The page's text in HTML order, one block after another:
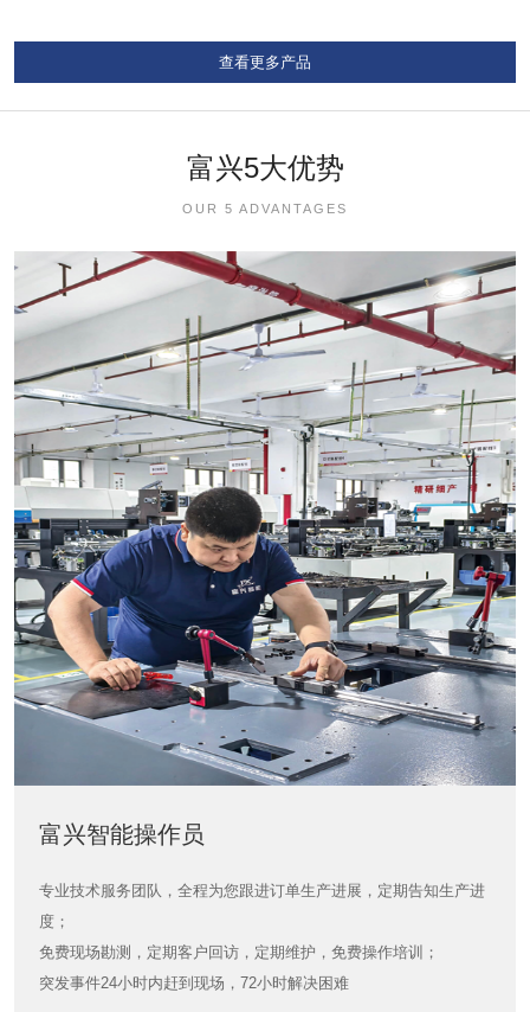
查看更多产品
富兴5大优势
OUR 5 ADVANTAGES
富兴智能操作员
专业技术服务团队，全程为您跟进订单生产进展，定期告知生产进
度；
免费现场勘测，定期客户回访，定期维护，免费操作培训；
突发事件24小时内赶到现场，72小时解决困难